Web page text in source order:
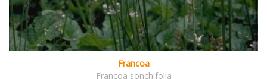
Francoa
Francoa sonchifolia